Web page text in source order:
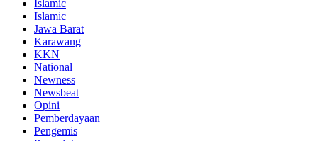
Islamic
Islamic
Jawa Barat
Karawang
KKN
National
Newness
Newsbeat
Opini
Pemberdayaan
Pengemis